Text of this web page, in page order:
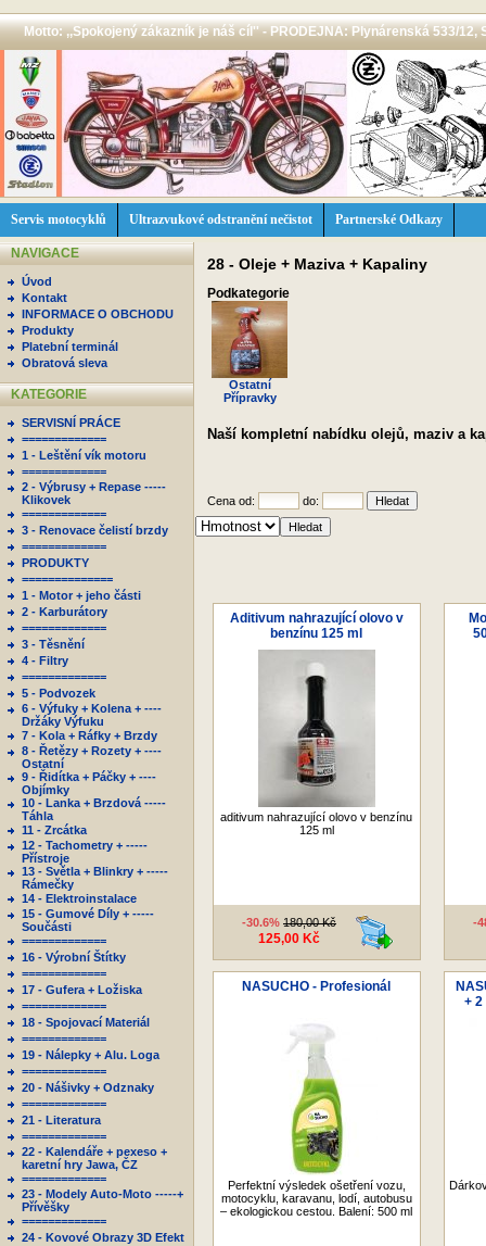
Motto: ,,Spokojený zákazník je náš cíl'' - PRODEJNA: Plynárenská 533/12,
Servis motocyklů Ultrazvukové odstranění nečistot Partnerské Odkazy
NAVIGACE
Úvod
Kontakt
INFORMACE O OBCHODU
Produkty
Platební terminál
Obratová sleva
KATEGORIE
SERVISNÍ PRÁCE
=============
1 - Leštění vík motoru
=============
2 - Výbrusy + Repase -----
Klikovek
=============
3 - Renovace čelistí brzdy
=============
PRODUKTY
==============
1 - Motor + jeho části
2 - Karburátory
=============
3 - Těsnění
4 - Filtry
=============
5 - Podvozek
6 - Výfuky + Kolena + ----
Držáky Výfuku
7 - Kola + Ráfky + Brzdy
8 - Řetězy + Rozety + ----
Ostatní
9 - Řidítka + Páčky + ----
Objímky
10 - Lanka + Brzdová -----
Táhla
11 - Zrcátka
12 - Tachometry + -----
Přístroje
13 - Světla + Blinkry + -----
Rámečky
14 - Elektroinstalace
15 - Gumové Díly + -----
Součásti
=============
16 - Výrobní Štítky
=============
17 - Gufera + Ložiska
=============
18 - Spojovací Materiál
=============
19 - Nálepky + Alu. Loga
=============
20 - Nášivky + Odznaky
=============
21 - Literatura
=============
22 - Kalendáře + pexeso +
karetní hry Jawa, ČZ
=============
23 - Modely Auto-Moto -----+
Přívěšky
=============
24 - Kovové Obrazy 3D Efekt
28 - Oleje + Maziva + Kapaliny
Podkategorie
Ostatní
Přípravky
Naší kompletní nabídku olejů, maziv a
Cena od: do:
Aditivum nahrazující olovo v
benzínu 125 ml
aditivum nahrazující olovo v benzínu
125 ml
-30.6% 180,00 Kč
125,00 Kč
-
NASUCHO - Profesionál
Perfektní výsledek ošetření vozu,
motocyklu, karavanu, lodí, autobusu
– ekologickou cestou. Balení: 500 ml
+